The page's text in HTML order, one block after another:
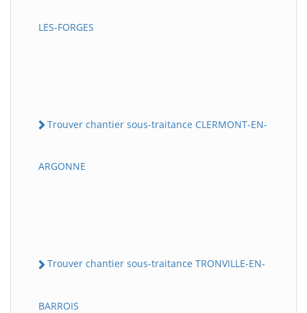
LES-FORGES
Trouver chantier sous-traitance CLERMONT-EN-
ARGONNE
Trouver chantier sous-traitance TRONVILLE-EN-
BARROIS